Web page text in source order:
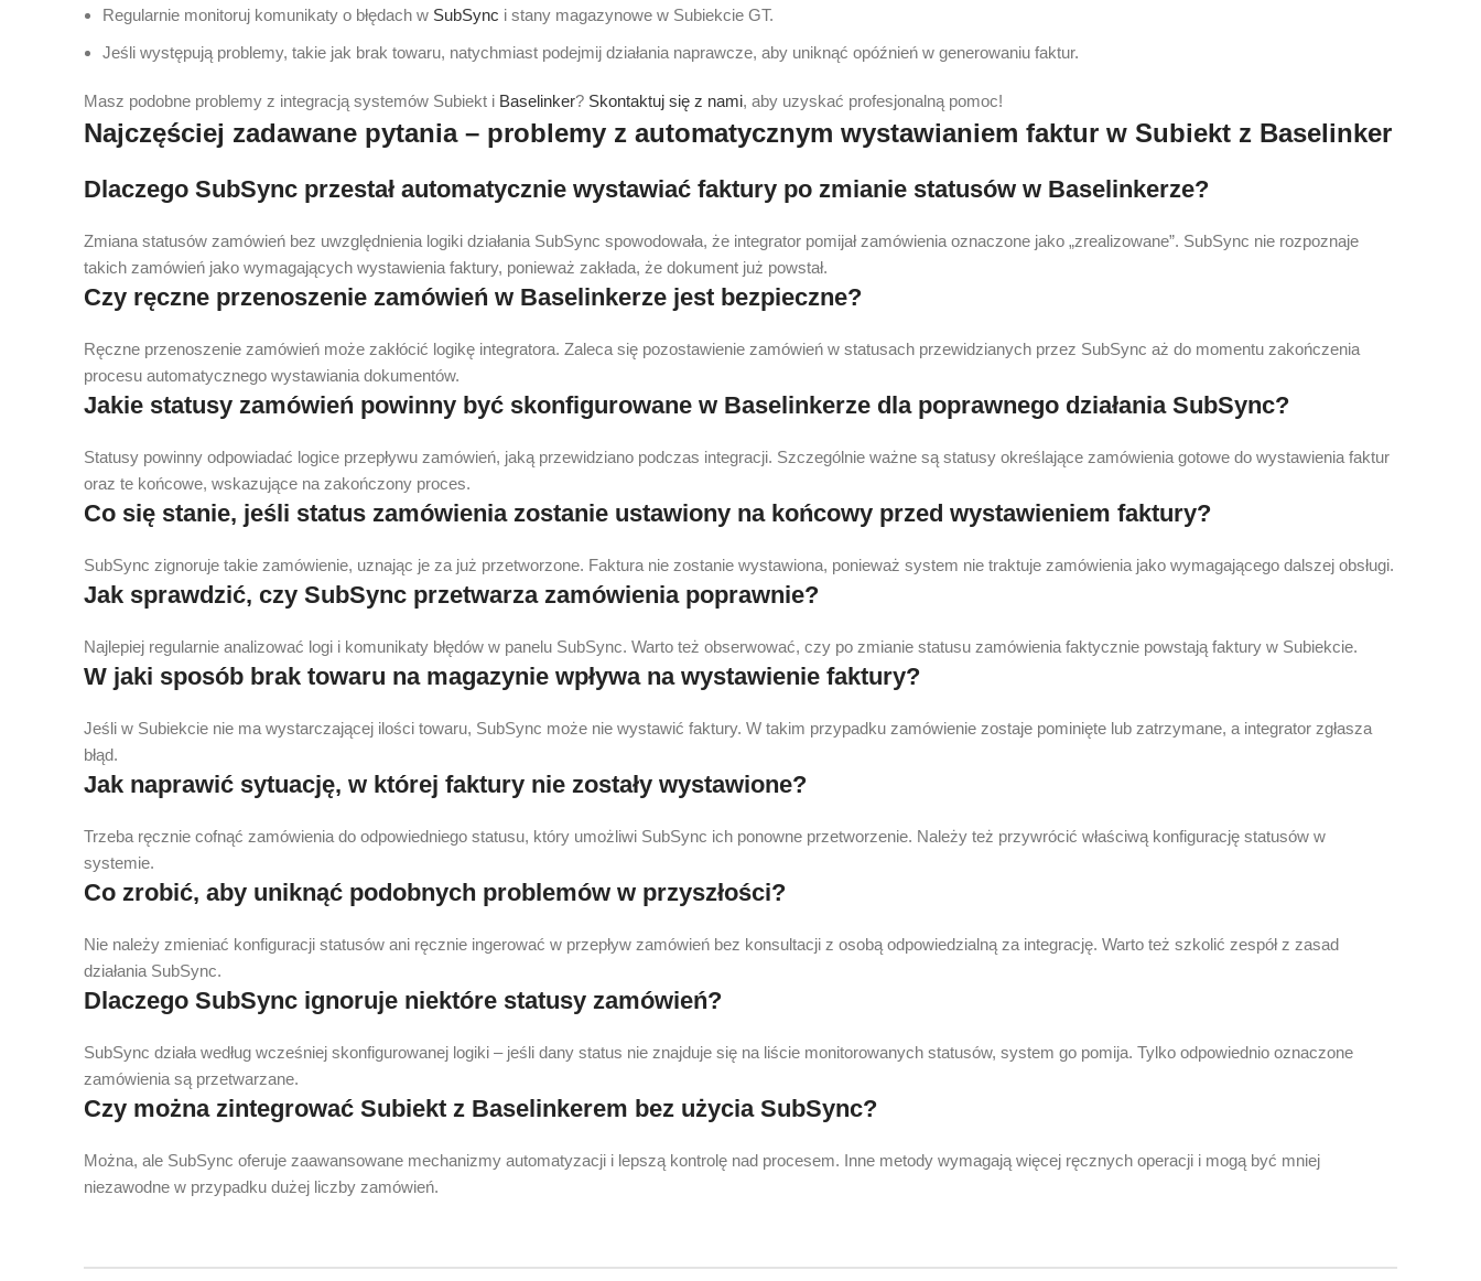
Regularnie monitoruj komunikaty o błędach w SubSync i stany magazynowe w Subiekcie GT.
Jeśli występują problemy, takie jak brak towaru, natychmiast podejmij działania naprawcze, aby uniknąć opóźnień w generowaniu faktur.
Masz podobne problemy z integracją systemów Subiekt i Baselinker? Skontaktuj się z nami, aby uzyskać profesjonalną pomoc!
Najczęściej zadawane pytania – problemy z automatycznym wystawianiem faktur w Subiekt z Baselinker
Dlaczego SubSync przestał automatycznie wystawiać faktury po zmianie statusów w Baselinkerze?
Zmiana statusów zamówień bez uwzględnienia logiki działania SubSync spowodowała, że integrator pomijał zamówienia oznaczone jako „zrealizowane”. SubSync nie rozpoznaje
takich zamówień jako wymagających wystawienia faktury, ponieważ zakłada, że dokument już powstał.
Czy ręczne przenoszenie zamówień w Baselinkerze jest bezpieczne?
Ręczne przenoszenie zamówień może zakłócić logikę integratora. Zaleca się pozostawienie zamówień w statusach przewidzianych przez SubSync aż do momentu zakończenia
procesu automatycznego wystawiania dokumentów.
Jakie statusy zamówień powinny być skonfigurowane w Baselinkerze dla poprawnego działania SubSync?
Statusy powinny odpowiadać logice przepływu zamówień, jaką przewidziano podczas integracji. Szczególnie ważne są statusy określające zamówienia gotowe do wystawienia faktur
oraz te końcowe, wskazujące na zakończony proces.
Co się stanie, jeśli status zamówienia zostanie ustawiony na końcowy przed wystawieniem faktury?
SubSync zignoruje takie zamówienie, uznając je za już przetworzone. Faktura nie zostanie wystawiona, ponieważ system nie traktuje zamówienia jako wymagającego dalszej obsługi.
Jak sprawdzić, czy SubSync przetwarza zamówienia poprawnie?
Najlepiej regularnie analizować logi i komunikaty błędów w panelu SubSync. Warto też obserwować, czy po zmianie statusu zamówienia faktycznie powstają faktury w Subiekcie.
W jaki sposób brak towaru na magazynie wpływa na wystawienie faktury?
Jeśli w Subiekcie nie ma wystarczającej ilości towaru, SubSync może nie wystawić faktury. W takim przypadku zamówienie zostaje pominięte lub zatrzymane, a integrator zgłasza
błąd.
Jak naprawić sytuację, w której faktury nie zostały wystawione?
Trzeba ręcznie cofnąć zamówienia do odpowiedniego statusu, który umożliwi SubSync ich ponowne przetworzenie. Należy też przywrócić właściwą konfigurację statusów w
systemie.
Co zrobić, aby uniknąć podobnych problemów w przyszłości?
Nie należy zmieniać konfiguracji statusów ani ręcznie ingerować w przepływ zamówień bez konsultacji z osobą odpowiedzialną za integrację. Warto też szkolić zespół z zasad
działania SubSync.
Dlaczego SubSync ignoruje niektóre statusy zamówień?
SubSync działa według wcześniej skonfigurowanej logiki – jeśli dany status nie znajduje się na liście monitorowanych statusów, system go pomija. Tylko odpowiednio oznaczone
zamówienia są przetwarzane.
Czy można zintegrować Subiekt z Baselinkerem bez użycia SubSync?
Można, ale SubSync oferuje zaawansowane mechanizmy automatyzacji i lepszą kontrolę nad procesem. Inne metody wymagają więcej ręcznych operacji i mogą być mniej
niezawodne w przypadku dużej liczby zamówień.